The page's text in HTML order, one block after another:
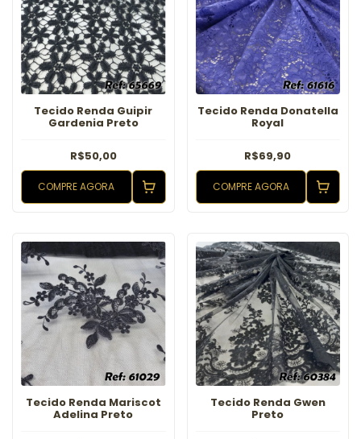
Tecido Renda Guipir
Gardenia Preto
R$50,00
COMPRE AGORA
Tecido Renda Donatella
Royal
R$69,90
COMPRE AGORA
Tecido Renda Mariscot
Adelina Preto
Tecido Renda Gwen
Preto